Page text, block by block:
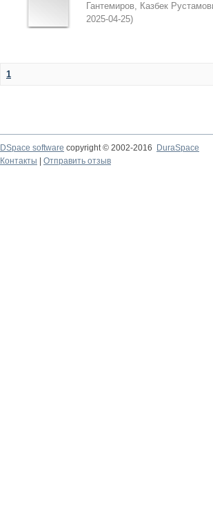
Гантемиров, Казбек
2025-04-25)
1
DSpace software copyright © 2002-2016
DuraSpace
Контакты
Отправить отзыв